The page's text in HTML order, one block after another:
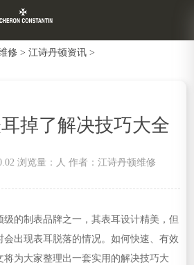
修 >江诗丹顿资讯 >
掉了解决技巧大全
浏览量： 人 作者：江诗丹顿维修
的制表品牌之一，其表耳设计精美，但
出现表耳脱落的情况。如何快速、有效
为大家整理出一套实用的解决技巧大